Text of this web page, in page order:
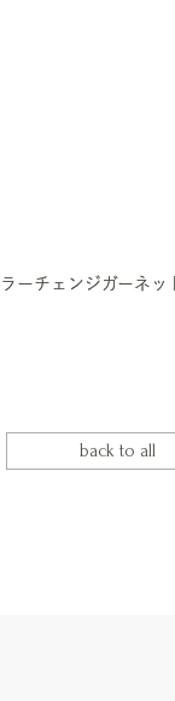
ーチェンジガーネッ
back to all